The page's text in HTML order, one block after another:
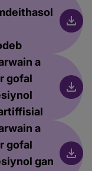
a
gofal
a
gofal
gan